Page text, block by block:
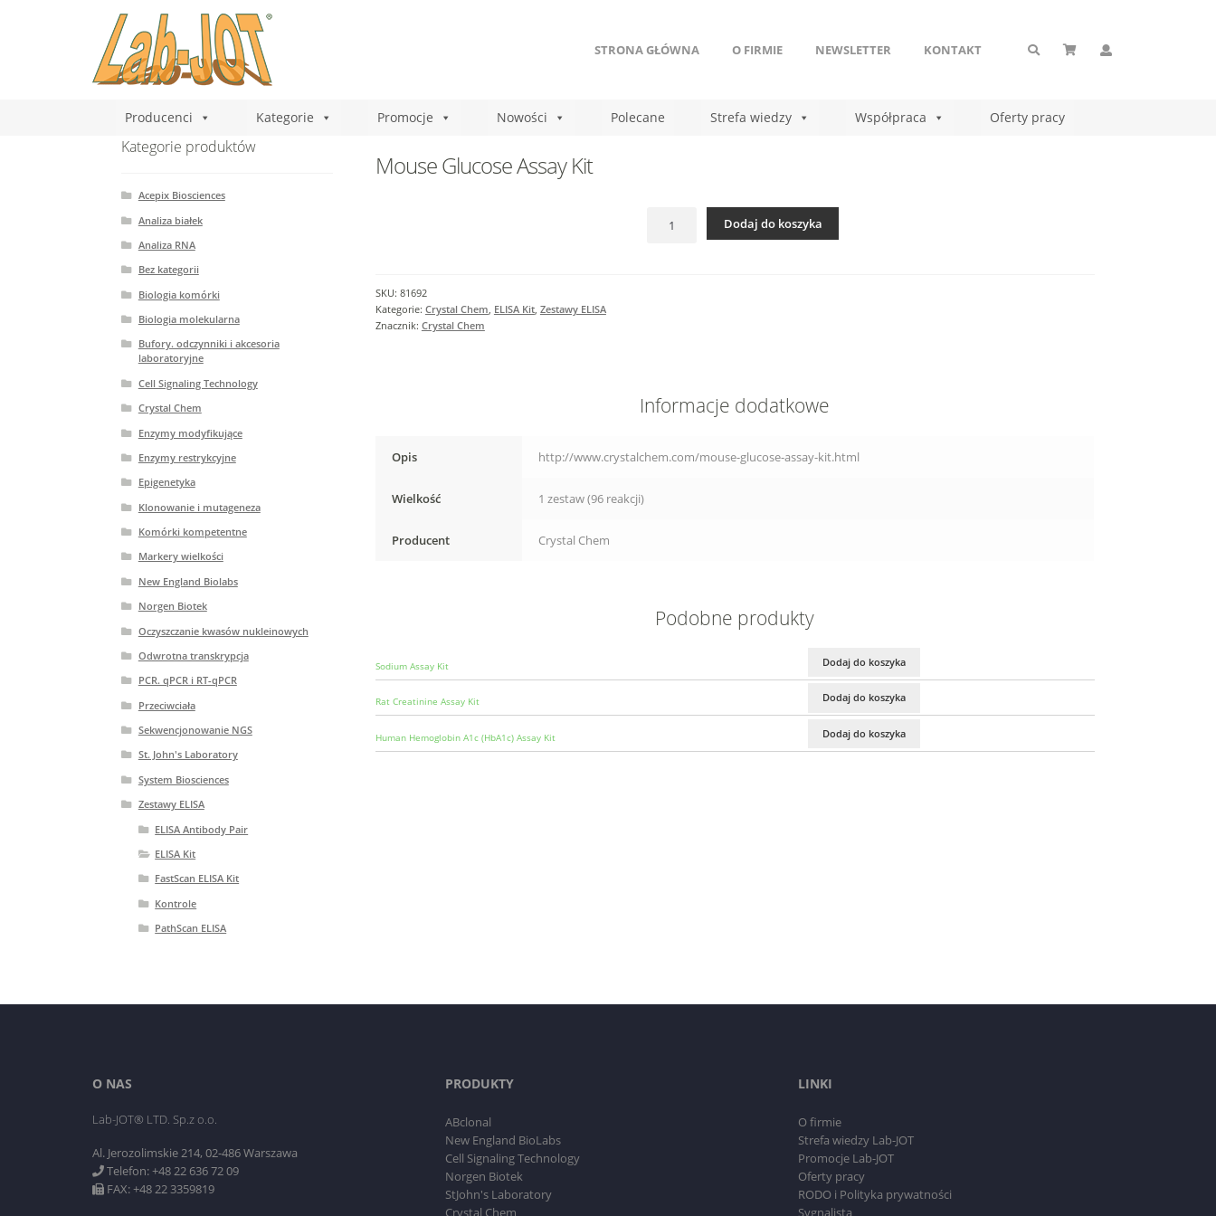
STRONA GŁÓWNA O FIRMIE NEWSLETTER KONTAKT
Producenci Kategorie Promocje Nowości Polecane Strefa wiedzy Współpraca Oferty pracy
Mouse Glucose Assay Kit
Mouse
Dodaj do koszyka
SKU: 81692
Kategorie: Crystal Chem, ELISA Kit, Zestawy ELISA
Znacznik: Crystal Chem
Informacje dodatkowe
Opis http://www.crystalchem.com/mouse-glucose-assay-kit.html
Wielkość 1 zestaw (96 reakcji)
Producent Crystal Chem
Podobne produkty
Sodium Assay Kit Dodaj do koszyka
Rat Creatinine Assay Kit Dodaj do koszyka
Human Hemoglobin A1c (HbA1c) Assay Kit Dodaj do koszyka
Kategorie produktów
Acepix Biosciences
Analiza białek
Analiza RNA
Bez kategorii
Biologia komórki
Biologia molekularna
Bufory. odczynniki i akcesoria
laboratoryjne
Cell Signaling Technology
Crystal Chem
Enzymy modyfikujące
Enzymy restrykcyjne
Epigenetyka
Klonowanie i mutageneza
Komórki kompetentne
Markery wielkości
New England Biolabs
Norgen Biotek
Oczyszczanie kwasów nukleinowych
Odwrotna transkrypcja
PCR. qPCR i RT-qPCR
Przeciwciała
Sekwencjonowanie NGS
St. John's Laboratory
System Biosciences
Zestawy ELISA
ELISA Antibody Pair
ELISA Kit
FastScan ELISA Kit
Kontrole
PathScan ELISA
O NAS
Lab-JOT® LTD. Sp.z o.o.
Al. Jerozolimskie 214, 02-486 Warszawa
Telefon: +48 22 636 72 09
FAX: +48 22 3359819
PRODUKTY
ABclonal
New England BioLabs
Cell Signaling Technology
Norgen Biotek
StJohn's Laboratory
Crystal Chem
LINKI
O firmie
Strefa wiedzy Lab-JOT
Promocje Lab-JOT
Oferty pracy
RODO i Polityka prywatności
Sygnalista